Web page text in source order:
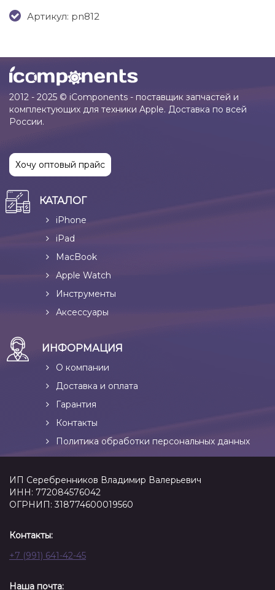
Артикул: pn812
2012 - 2025 © iComponents - поставщик запчастей и
комплектующих для техники Apple. Доставка по всей
России.
Хочу оптовый прайс
КАТАЛОГ
iPhone
iPad
MacBook
Apple Watch
Инструменты
Аксессуары
ИНФОРМАЦИЯ
О компании
Доставка и оплата
Гарантия
Контакты
Политика обработки персональных данных
ИП Серебренников Владимир Валерьевич
ИНН: 772084576042
ОГРНИП: 318774600019560
Контакты:
+7 (991) 641-42-45
Наша почта: